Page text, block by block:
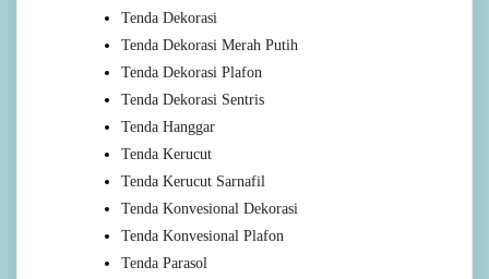
Tenda Dekorasi
Tenda Dekorasi Merah Putih
Tenda Dekorasi Plafon
Tenda Dekorasi Sentris
Tenda Hanggar
Tenda Kerucut
Tenda Kerucut Sarnafil
Tenda Konvesional Dekorasi
Tenda Konvesional Plafon
Tenda Parasol